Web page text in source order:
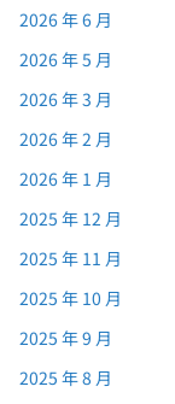
2026 年 6 月
2026 年 5 月
2026 年 3 月
2026 年 2 月
2026 年 1 月
2025 年 12 月
2025 年 11 月
2025 年 10 月
2025 年 9 月
2025 年 8 月